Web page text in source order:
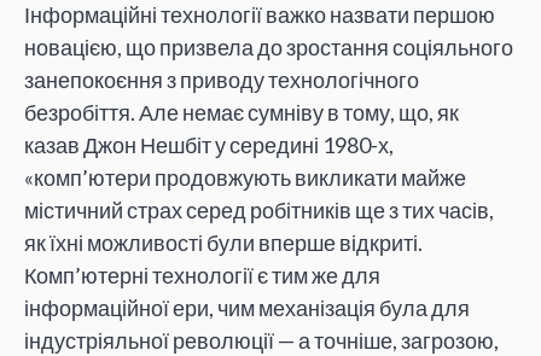
Інформаційні технології важко назвати першою
новацією, що призвела до зростання соціяльного
занепокоєння з приводу технологічного
безробіття. Але немає сумніву в тому, що, як
казав Джон Нешбіт у середині 1980-х,
«комп’ютери продовжують викликати майже
містичний страх серед робітників ще з тих часів,
як їхні можливості були вперше відкриті.
Комп’ютерні технології є тим же для
інформаційної ери, чим механізація була для
індустріяльної революції — а точніше, загрозою,